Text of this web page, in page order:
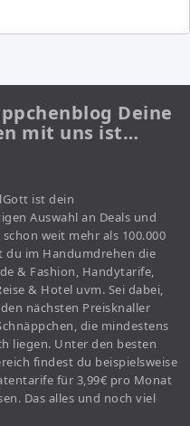
Deine
mit uns ist…
ist dein
Auswahl an Deals und
weit mehr als 100.000
du im Handumdrehen die
& Fashion, Handytarife,
& Hotel uvm. Sei dabei,
nächsten Preisknaller
die mindestens
liegen. Unter den besten
findest du beispielsweise
für 3,99€ pro Monat
Das alles und noch viel